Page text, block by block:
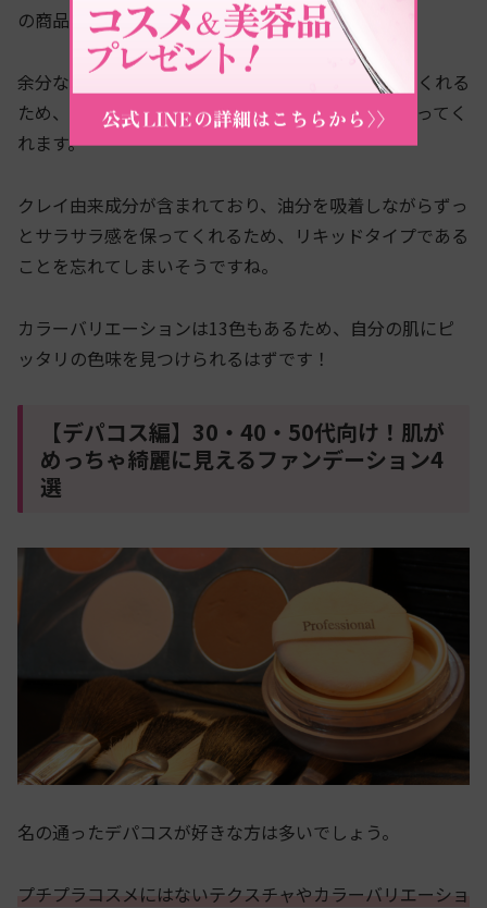
の商品も長時間テカリ知らずの優れものです！
余分な皮脂を朝から夜まで長時間コントロールしてくれる
ため、暑い夏やマスクを付けてもきれいな状態を保ってく
れます。
クレイ由来成分が含まれており、油分を吸着しながらずっ
とサラサラ感を保ってくれるため、リキッドタイプである
ことを忘れてしまいそうですね。
カラーバリエーションは13色もあるため、自分の肌にピ
ッタリの色味を見つけられるはずです！
【デパコス編】30・40・50代向け！肌が
めっちゃ綺麗に見えるファンデーション4
選
名の通ったデパコスが好きな方は多いでしょう。
プチプラコスメにはないテクスチャやカラーバリエーショ